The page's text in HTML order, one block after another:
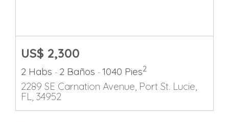
US$ 2,300
2 Habs - 2 Baños - 1040 Pies2
2289 SE Carnation Avenue, Port St. Lucie,
FL, 34952